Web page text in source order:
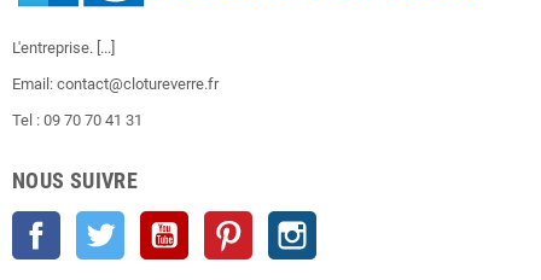
L'entreprise. [...]
Email: contact@clotureverre.fr
Tel : 09 70 70 41 31
NOUS SUIVRE
Facebook Twitter YouTube Pinterest